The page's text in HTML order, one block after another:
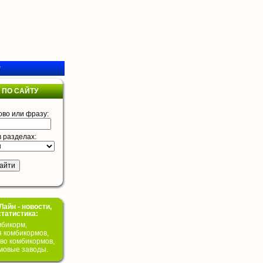
САЙТУ
или фразу:
разделах:
- новости,
комбикормов,
комбикормов,
заводы.